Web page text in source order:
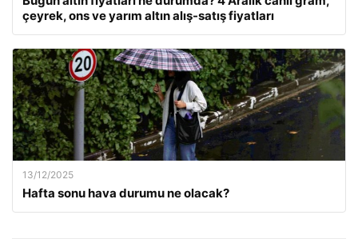
çeyrek, ons ve yarım altın alış-satış fiyatları
13/12/2025
Hafta sonu hava durumu ne olacak?